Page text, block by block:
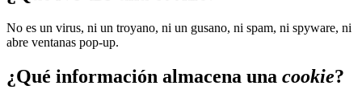
No es un virus, ni un troyano, ni un gusano, ni spam, ni spyware, ni
abre ventanas pop-up.
¿Qué información almacena una cookie?